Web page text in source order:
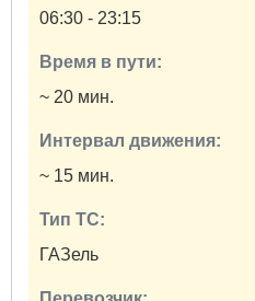
06:30 - 23:15
Время в пути:
~ 20 мин.
Интервал движения:
~ 15 мин.
Тип ТС:
ГАЗель